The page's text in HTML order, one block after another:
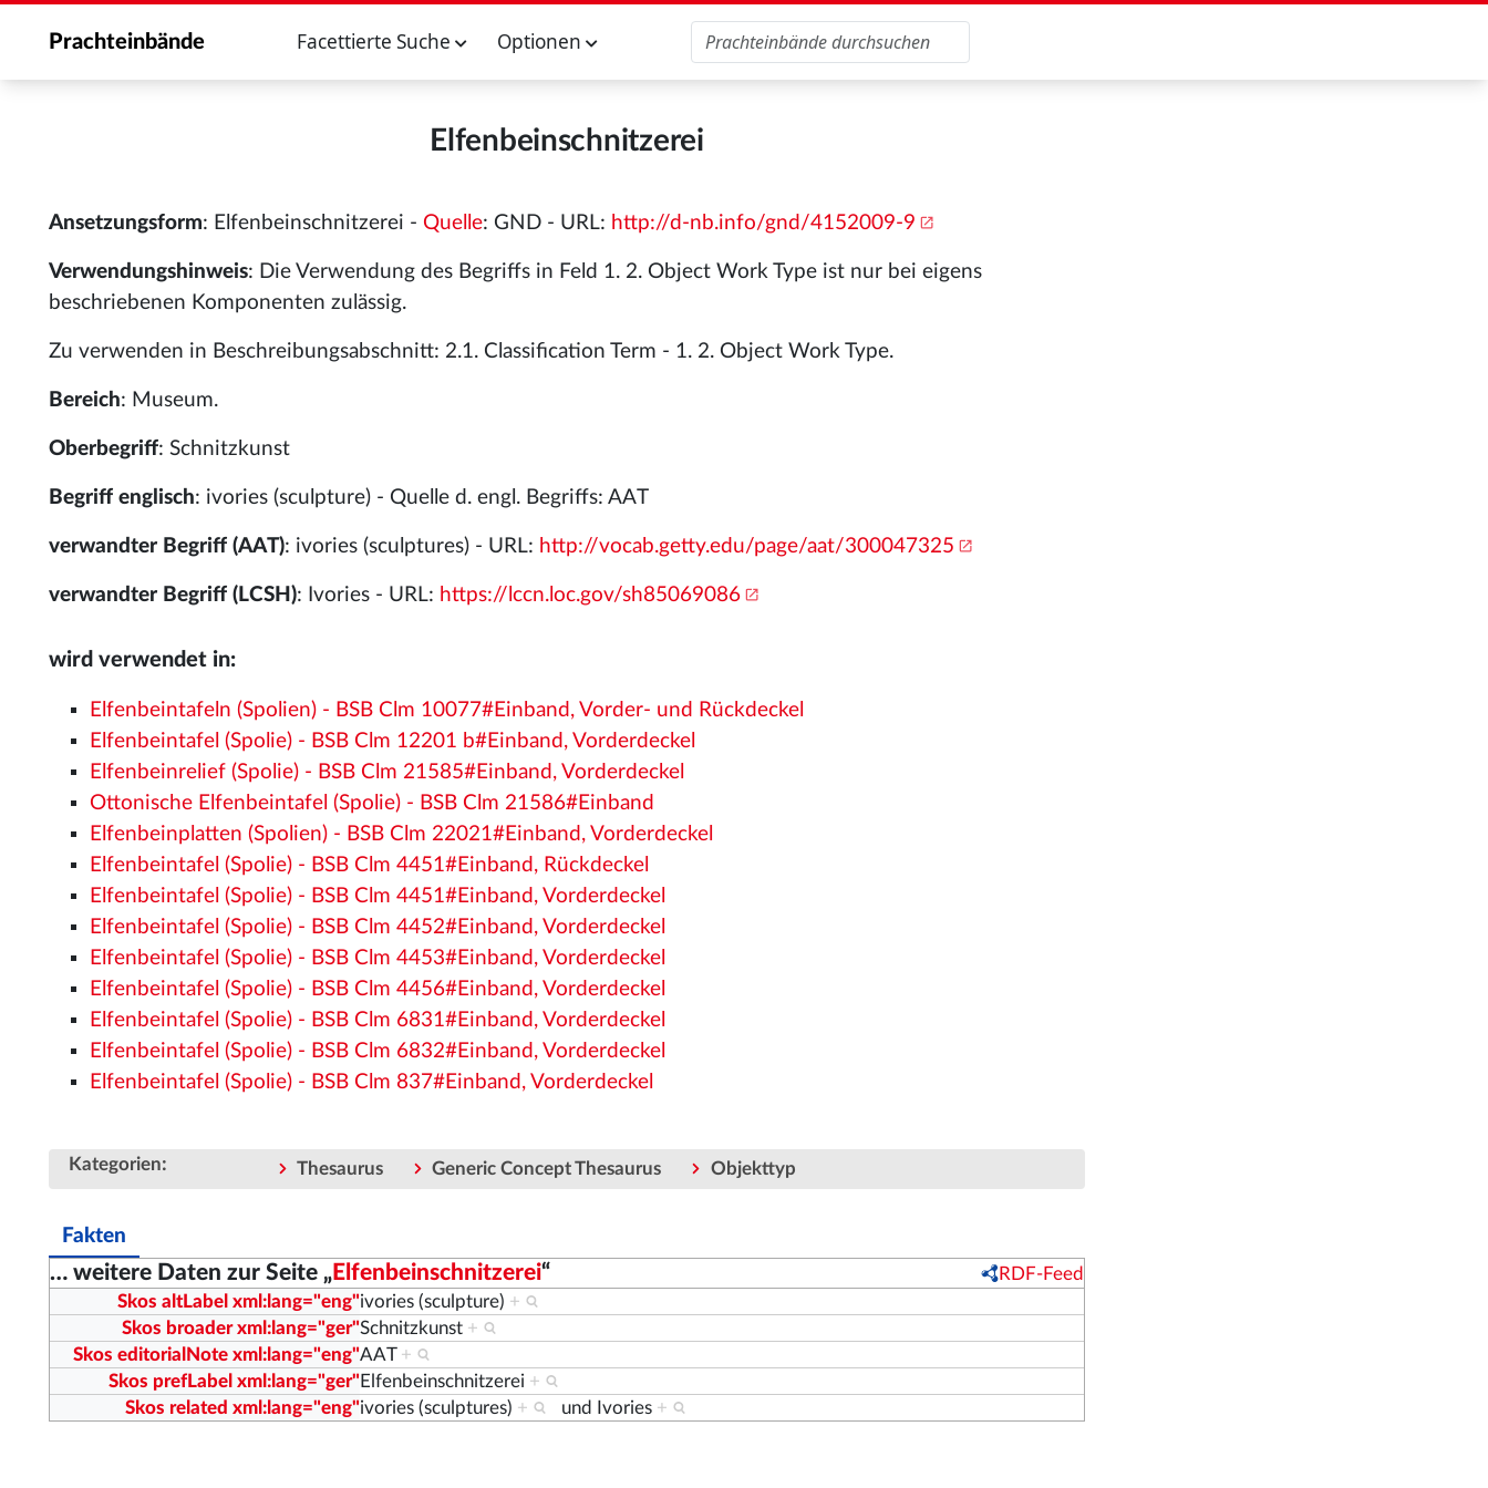
Prachteinbände Facettierte Suche Optionen
Elfenbeinschnitzerei
Ansetzungsform: Elfenbeinschnitzerei - Quelle: GND - URL: http://d-nb.info/gnd/4152009-9
Verwendungshinweis: Die Verwendung des Begriffs in Feld 1. 2. Object Work Type ist nur bei eigens
beschriebenen Komponenten zulässig.
Zu verwenden in Beschreibungsabschnitt: 2.1. Classification Term - 1. 2. Object Work Type.
Bereich: Museum.
Oberbegriff: Schnitzkunst
Begriff englisch: ivories (sculpture) - Quelle d. engl. Begriffs: AAT
verwandter Begriff (AAT): ivories (sculptures) - URL: http://vocab.getty.edu/page/aat/300047325
verwandter Begriff (LCSH): Ivories - URL: https://lccn.loc.gov/sh85069086
wird verwendet in:
Elfenbeintafeln (Spolien) - BSB Clm 10077#Einband, Vorder- und Rückdeckel
Elfenbeintafel (Spolie) - BSB Clm 12201 b#Einband, Vorderdeckel
Elfenbeinrelief (Spolie) - BSB Clm 21585#Einband, Vorderdeckel
Ottonische Elfenbeintafel (Spolie) - BSB Clm 21586#Einband
Elfenbeinplatten (Spolien) - BSB Clm 22021#Einband, Vorderdeckel
Elfenbeintafel (Spolie) - BSB Clm 4451#Einband, Rückdeckel
Elfenbeintafel (Spolie) - BSB Clm 4451#Einband, Vorderdeckel
Elfenbeintafel (Spolie) - BSB Clm 4452#Einband, Vorderdeckel
Elfenbeintafel (Spolie) - BSB Clm 4453#Einband, Vorderdeckel
Elfenbeintafel (Spolie) - BSB Clm 4456#Einband, Vorderdeckel
Elfenbeintafel (Spolie) - BSB Clm 6831#Einband, Vorderdeckel
Elfenbeintafel (Spolie) - BSB Clm 6832#Einband, Vorderdeckel
Elfenbeintafel (Spolie) - BSB Clm 837#Einband, Vorderdeckel
Kategorien: Thesaurus Generic Concept Thesaurus Objekttyp
Fakten
… weitere Daten zur Seite „Elfenbeinschnitzerei“
RDF-Feed
Skos altLabel xml:lang="eng"ivories (sculpture) +
Skos broader xml:lang="ger"Schnitzkunst +
Skos editorialNote xml:lang="eng"AAT +
Skos prefLabel xml:lang="ger"Elfenbeinschnitzerei +
Skos related xml:lang="eng"ivories (sculptures) + und Ivories +